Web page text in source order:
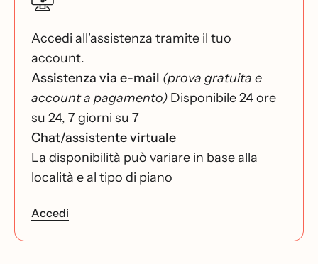
Accedi all'assistenza tramite il tuo
account.
Assistenza via e-mail (prova gratuita e
account a pagamento) Disponibile 24 ore
su 24, 7 giorni su 7
Chat/assistente virtuale
La disponibilità può variare in base alla
località e al tipo di piano
Accedi